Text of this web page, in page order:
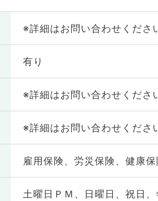
※詳細はお問い合わせくださ
有り
※詳細はお問い合わせくださ
※詳細はお問い合わせくださ
雇用保険、労災保険、健康
土曜日ＰＭ、日曜日、祝日